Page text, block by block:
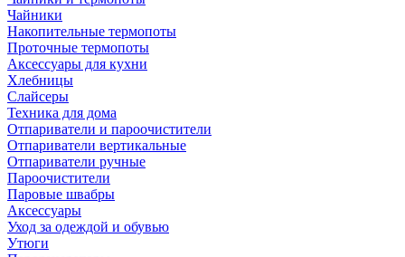
Чайники
Накопительные термопоты
Проточные термопоты
Аксессуары для кухни
Хлебницы
Слайсеры
Техника для дома
Отпариватели и пароочистители
Отпариватели вертикальные
Отпариватели ручные
Пароочистители
Паровые швабры
Аксессуары
Уход за одеждой и обувью
Утюги